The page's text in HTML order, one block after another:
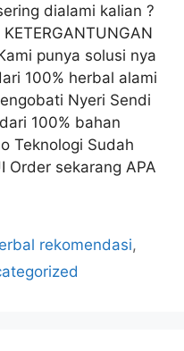
dialami kalian ?
punya solusi nya
100% herbal alami
Nyeri Sendi
100% bahan
Teknologi Sudah
Order sekarang APA
rekomendasi,